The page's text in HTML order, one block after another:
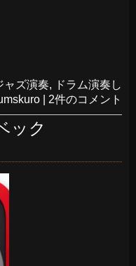
ャズ演奏, ドラム演奏し
2件のコメント
ック